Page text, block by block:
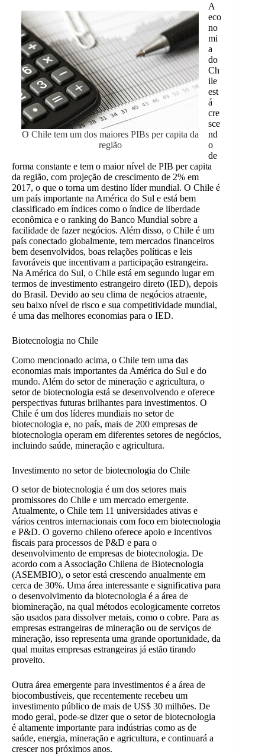
O Chile tem um dos maiores PIBs per capita da
região
A
eco
no
mi
a
do
Ch
ile
est
á
cre
sce
nd
o
de
forma constante e tem o maior nível de PIB per capita
da região, com projeção de crescimento de 2% em
2017, o que o torna um destino líder mundial. O Chile é
um país importante na América do Sul e está bem
classificado em índices como o índice de liberdade
econômica e o ranking do Banco Mundial sobre a
facilidade de fazer negócios. Além disso, o Chile é um
país conectado globalmente, tem mercados financeiros
bem desenvolvidos, boas relações políticas e leis
favoráveis que incentivam a participação estrangeira.
Na América do Sul, o Chile está em segundo lugar em
termos de investimento estrangeiro direto (IED), depois
do Brasil. Devido ao seu clima de negócios atraente,
seu baixo nível de risco e sua competitividade mundial,
é uma das melhores economias para o IED.
Biotecnologia no Chile
Como mencionado acima, o Chile tem uma das
economias mais importantes da América do Sul e do
mundo. Além do setor de mineração e agricultura, o
setor de biotecnologia está se desenvolvendo e oferece
perspectivas futuras brilhantes para investimentos. O
Chile é um dos líderes mundiais no setor de
biotecnologia e, no país, mais de 200 empresas de
biotecnologia operam em diferentes setores de negócios,
incluindo saúde, mineração e agricultura.
Investimento no setor de biotecnologia do Chile
O setor de biotecnologia é um dos setores mais
promissores do Chile e um mercado emergente.
Atualmente, o Chile tem 11 universidades ativas e
vários centros internacionais com foco em biotecnologia
e P&D. O governo chileno oferece apoio e incentivos
fiscais para processos de P&D e para o
desenvolvimento de empresas de biotecnologia. De
acordo com a Associação Chilena de Biotecnologia
(ASEMBIO), o setor está crescendo anualmente em
cerca de 30%. Uma área interessante e significativa para
o desenvolvimento da biotecnologia é a área de
biomineração, na qual métodos ecologicamente corretos
são usados para dissolver metais, como o cobre. Para as
empresas estrangeiras de mineração ou de serviços de
mineração, isso representa uma grande oportunidade, da
qual muitas empresas estrangeiras já estão tirando
proveito.
Outra área emergente para investimentos é a área de
biocombustíveis, que recentemente recebeu um
investimento público de mais de US$ 30 milhões. De
modo geral, pode-se dizer que o setor de biotecnologia
é altamente importante para indústrias como as de
saúde, energia, mineração e agricultura, e continuará a
crescer nos próximos anos.